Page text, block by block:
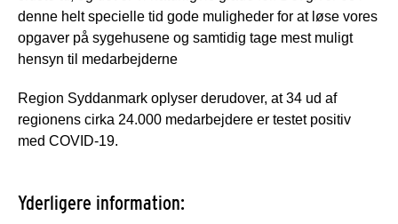
denne helt specielle tid gode muligheder for at løse vores
opgaver på sygehusene og samtidig tage mest muligt
hensyn til medarbejderne
Region Syddanmark oplyser derudover, at 34 ud af
regionens cirka 24.000 medarbejdere er testet positiv
med COVID-19.
Yderligere information: